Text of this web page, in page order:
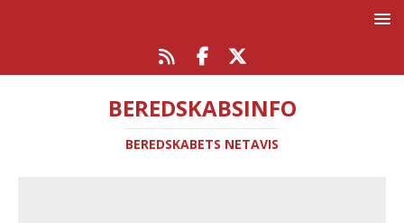
BEREDSKABSINFO
BEREDSKABETS NETAVIS